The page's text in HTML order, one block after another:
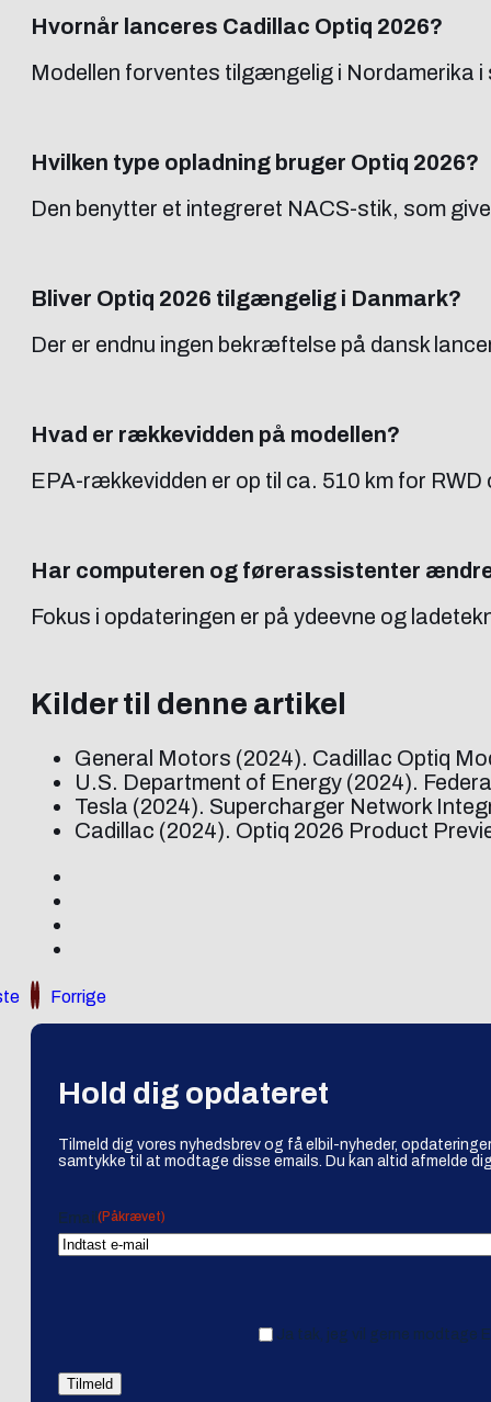
Hvornår lanceres Cadillac Optiq 2026?
Modellen forventes tilgængelig i Nordamerika
Hvilken type opladning bruger Optiq 2026?
Den benytter et integreret NACS-stik, som
Bliver Optiq 2026 tilgængelig i Danmark?
Der er endnu ingen bekræftelse på dansk
Hvad er rækkevidden på modellen?
EPA-rækkevidden er op til ca. 510 km for
Har computeren og førerassistenter
Fokus i opdateringen er på ydeevne og
Kilder til denne artikel
General Motors (2024). Cadillac Optiq
U.S. Department of Energy (2024).
Tesla (2024). Supercharger Network
Cadillac (2024). Optiq 2026 Product
Forrige
Hold dig opdateret
Tilmeld dig vores nyhedsbrev og få elbil-nyheder,
samtykke til at modtage disse emails. Du kan altid afmelde
Email (Påkrævet)
Ja tak, jeg vil gerne modtage